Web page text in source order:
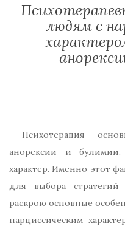
людям с
Психотерапия —
анорексии и
характер. Именно этот
для выбора
раскрою основные
нарциссическим